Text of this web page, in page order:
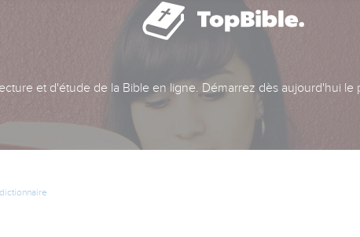
et d'étude de la Bible en ligne. Démarrez dès aujourd'hui le